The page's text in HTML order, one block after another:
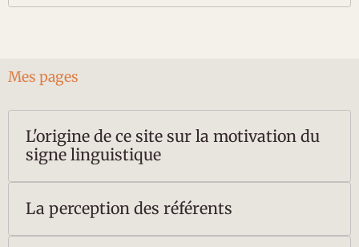
Mes pages
L'origine de ce site sur la motivation du
signe linguistique
La perception des référents